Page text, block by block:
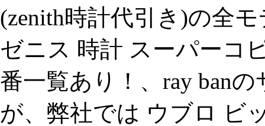
(zenith時計代引き)の全
ゼニス 時計 スーパーコ
番一覧あり！、ray ban
が、弊社では ウブロ ビ